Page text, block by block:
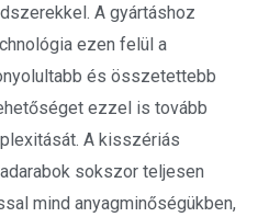
A gyártáshoz
ezen felül a
és összetettebb
ezzel is tovább
A kisszériás
sokszor teljesen
mind anyagminőségükben,